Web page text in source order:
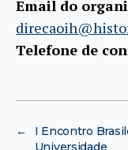
Email do
Telefone de
←
I Encontro
Universidade